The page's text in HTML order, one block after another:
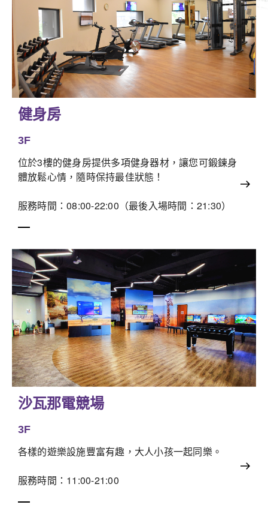
健身房
3F
位於3樓的健身房提供多項健身器材，讓您可鍛鍊身
體放鬆心情，隨時保持最佳狀態！
服務時間：08:00-22:00（最後入場時間：21:30）
沙瓦那電競場
3F
各樣的遊樂設施豐富有趣，大人小孩一起同樂。
服務時間：11:00-21:00